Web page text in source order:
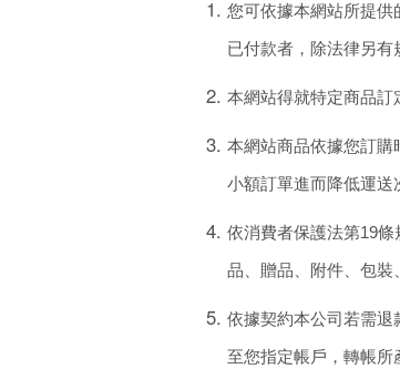
您可依據本網站所提供
已付款者，除法律另有
本網站得就特定商品訂
本網站商品依據您訂
小額訂單進而降低運
依消費者保護法第19條
品、贈品、附件、包裝
依據契約本公司若需退
至您指定帳戶，轉帳所